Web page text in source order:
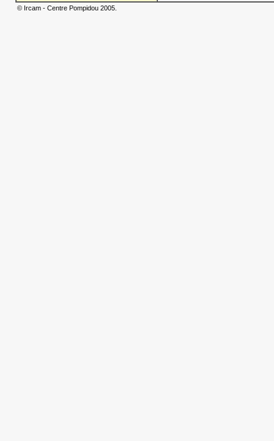
© Ircam - Centre Pompidou 2005.